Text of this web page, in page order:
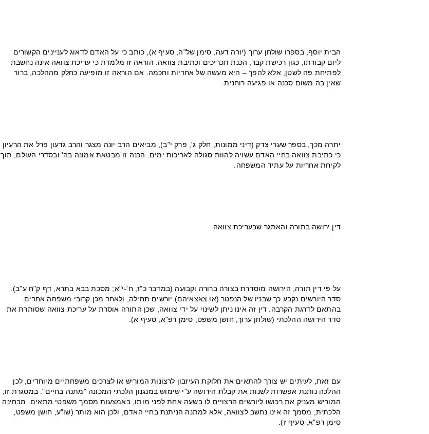
הבית יוסף, בספרו שולחן ערוך (יורה דעה, סימן של"ה, סעיף א), כותב כי על האדם לדאוג לעניינים הקשורים
ליום קבורתו, כגון רכישת קבר, הכנת תכריכים וכתיבת צוואה. הוראה זו מלמדת כי עריכת צוואה אינה נחשבת
לפתיחת פה לשטן, אלא להפך – היא מעשה של אחריות וחכמה. אם הוראה זו מופיעה כחלק מההלכה, ברור
שאין בה משום סכנה או פגיעה רוחנית.
יתרה מכך, בספר שערי צדק (דיני ממונות, חלק ג', פרק י"ב), מביאים הרב יונה מצגר והרב גדעון פרל את הרעיון
כי כתיבת צוואה בחיי האדם עשויה להוות סגולה לאריכות ימים. הכנה זו מבטאת אמונה בה' ובסדרי העולם, תוך
לקיחת אחריות על עתיד המשפחה.
דין ירושה בתורה והאתגר שבעריכת צוואה
על פי דין תורה, הירושה מוסדרת בצורה ברורה וקבועה (במדבר כ"ז, ח'-י"א; מסכת בבא בתרא, דף ק"ח ע"ב).
סדר היורשים נקבע כך שבניו של הנפטר (או צאצאיהם) יורשים תחילה, ולאחר מכן קרובי משפחה אחרים
בהתאם לדרגת הקרבה. דין זה אינו ניתן לשינוי על ידי צוואה, שכן התורה אוסרת על עריכת צוואה שסותרת את
סדר הירושה ההלכתי (שולחן ערוך, חושן משפט, סימן רפ"א, סעיף א).
עם זאת, לעיתים יש צורך להתאים את חלוקת העיזבון לרצונות המוריש או לצרכים משפחתיים מיוחדים, לכן
ההלכה נותנת אפשרות לשנות את קבלת הירושה ע"י שימוש במנגנון הלכתי המכונה "מתנה בחיים". במסגרת זו,
המוריש מעניק את רכושו ליורשים הרצויים לו בשעה אחת לפני מותו, באמצעות מסמך משפטי מתאים. מבחינה
הלכתית, מסמך זה אינו נחשב לצוואה, אלא למתנה הניתנת בחיי האדם, ולכן הוא מותר (שו"ע, חושן משפט,
סימן רפ"א, סעיף ז).